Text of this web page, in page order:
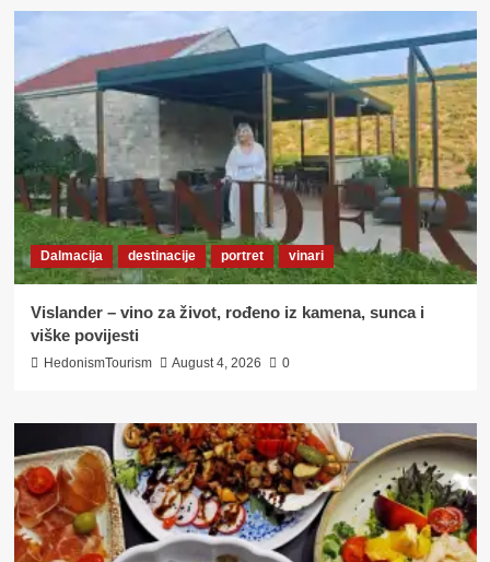
Dalmacija destinacije portret vinari
Vislander – vino za život, rođeno iz kamena, sunca i
viške povijesti
HedonismTourism August 4, 2026 0